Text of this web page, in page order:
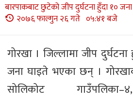
बारपाकबाट छुटेको जीप दुर्घटना हुँदा १०
२०७६ फाल्गुन २६ गते ०५:४१ बजे
गोरखा । जिल्लामा जीप
जना घाइते भएका छन् ।
सोलिकोट